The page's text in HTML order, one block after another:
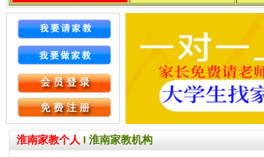
淮南家教个人 I 淮南家教机构